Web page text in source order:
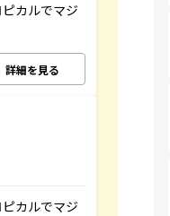
カルでマジ
詳細を見る
カルでマジ